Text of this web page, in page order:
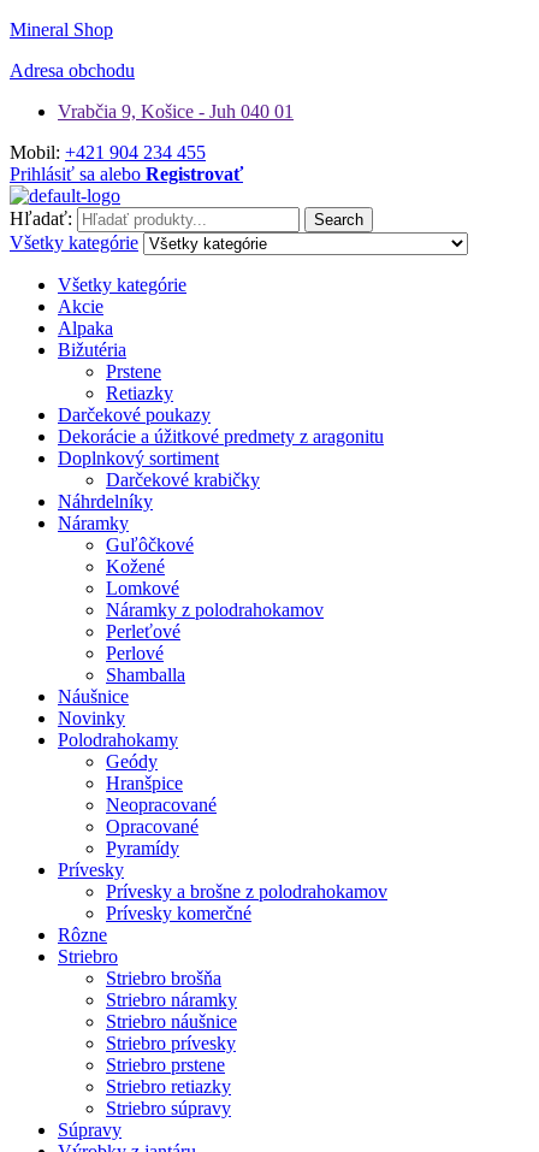
Mineral Shop
Adresa obchodu
Vrabčia 9, Košice - Juh 040 01
Mobil: +421 904 234 455
Prihlásiť sa alebo Registrovať
Hľadať: Search
Všetky kategórie
Všetky kategórie
Akcie
Alpaka
Bižutéria
Prstene
Retiazky
Darčekové poukazy
Dekorácie a úžitkové predmety z aragonitu
Doplnkový sortiment
Darčekové krabičky
Náhrdelníky
Náramky
Guľôčkové
Kožené
Lomkové
Náramky z polodrahokamov
Perleťové
Perlové
Shamballa
Náušnice
Novinky
Polodrahokamy
Geódy
Hranšpice
Neopracované
Opracované
Pyramídy
Prívesky
Prívesky a brošne z polodrahokamov
Prívesky komerčné
Rôzne
Striebro
Striebro brošňa
Striebro náramky
Striebro náušnice
Striebro prívesky
Striebro prstene
Striebro retiazky
Striebro súpravy
Súpravy